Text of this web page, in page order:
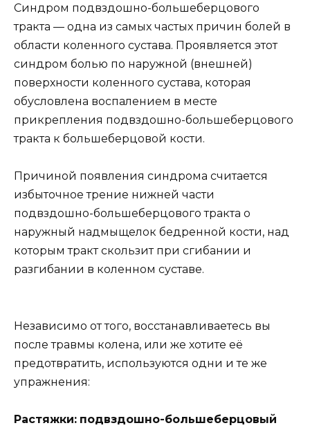
Синдром подвздошно-большеберцового
тракта — одна из самых частых причин болей в
области коленного сустава. Проявляется этот
синдром болью по наружной (внешней)
поверхности коленного сустава, которая
обусловлена воспалением в месте
прикрепления подвздошно-большеберцового
тракта к большеберцовой кости.
Причиной появления синдрома считается
избыточное трение нижней части
подвздошно-большеберцового тракта о
наружный надмыщелок бедренной кости, над
которым тракт скользит при сгибании и
разгибании в коленном суставе.
Независимо от того, восстанавливаетесь вы
после травмы колена, или же хотите её
предотвратить, используются одни и те же
упражнения:
Растяжки: подвздошно-большеберцовый